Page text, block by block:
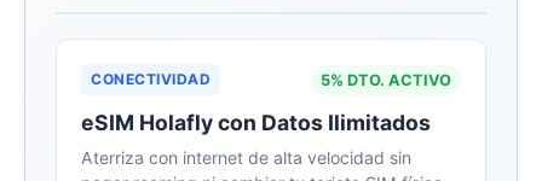
CONECTIVIDAD 5% DTO. ACTIVO
eSIM Holafly con Datos Ilimitados
Aterriza con internet de alta velocidad sin